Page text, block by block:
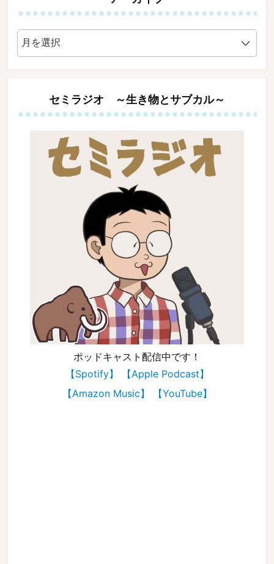
ア
ー
カ
セミラジオ ～生き物とサブカル～
ポッドキャスト配信中です！
【Spotify】
【Apple Podcast】
【Amazon Music】
【YouTube】